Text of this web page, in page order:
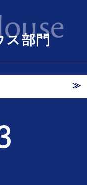
ス部門
≫